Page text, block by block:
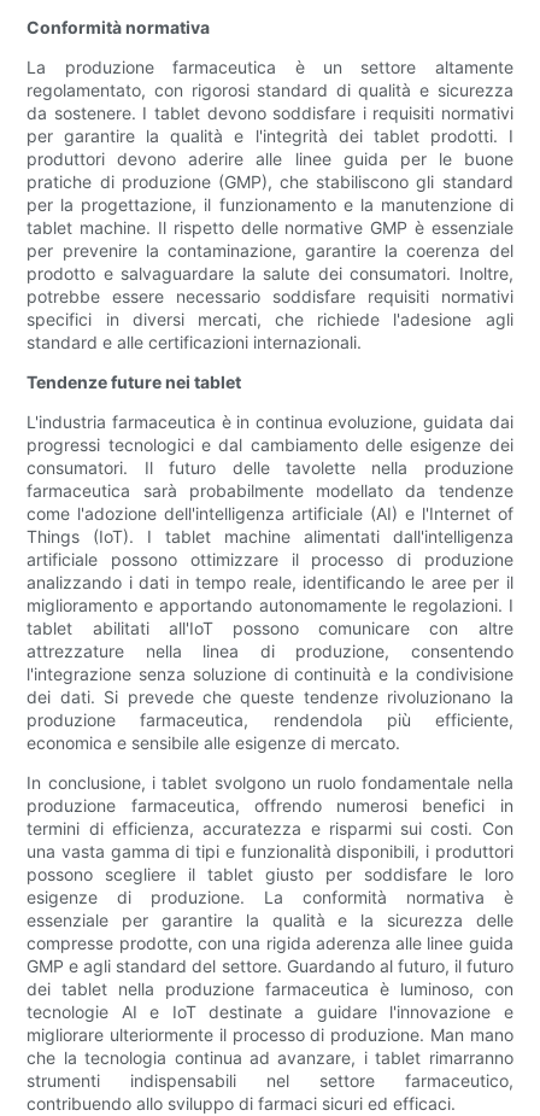
Conformità normativa
La produzione farmaceutica è un settore altamente
regolamentato, con rigorosi standard di qualità e sicurezza
da sostenere. I tablet devono soddisfare i requisiti normativi
per garantire la qualità e l'integrità dei tablet prodotti. I
produttori devono aderire alle linee guida per le buone
pratiche di produzione (GMP), che stabiliscono gli standard
per la progettazione, il funzionamento e la manutenzione di
tablet machine. Il rispetto delle normative GMP è essenziale
per prevenire la contaminazione, garantire la coerenza del
prodotto e salvaguardare la salute dei consumatori. Inoltre,
potrebbe essere necessario soddisfare requisiti normativi
specifici in diversi mercati, che richiede l'adesione agli
standard e alle certificazioni internazionali.
Tendenze future nei tablet
L'industria farmaceutica è in continua evoluzione, guidata dai
progressi tecnologici e dal cambiamento delle esigenze dei
consumatori. Il futuro delle tavolette nella produzione
farmaceutica sarà probabilmente modellato da tendenze
come l'adozione dell'intelligenza artificiale (AI) e l'Internet of
Things (IoT). I tablet machine alimentati dall'intelligenza
artificiale possono ottimizzare il processo di produzione
analizzando i dati in tempo reale, identificando le aree per il
miglioramento e apportando autonomamente le regolazioni. I
tablet abilitati all'IoT possono comunicare con altre
attrezzature nella linea di produzione, consentendo
l'integrazione senza soluzione di continuità e la condivisione
dei dati. Si prevede che queste tendenze rivoluzionano la
produzione farmaceutica, rendendola più efficiente,
economica e sensibile alle esigenze di mercato.
In conclusione, i tablet svolgono un ruolo fondamentale nella
produzione farmaceutica, offrendo numerosi benefici in
termini di efficienza, accuratezza e risparmi sui costi. Con
una vasta gamma di tipi e funzionalità disponibili, i produttori
possono scegliere il tablet giusto per soddisfare le loro
esigenze di produzione. La conformità normativa è
essenziale per garantire la qualità e la sicurezza delle
compresse prodotte, con una rigida aderenza alle linee guida
GMP e agli standard del settore. Guardando al futuro, il futuro
dei tablet nella produzione farmaceutica è luminoso, con
tecnologie AI e IoT destinate a guidare l'innovazione e
migliorare ulteriormente il processo di produzione. Man mano
che la tecnologia continua ad avanzare, i tablet rimarranno
strumenti indispensabili nel settore farmaceutico,
contribuendo allo sviluppo di farmaci sicuri ed efficaci.